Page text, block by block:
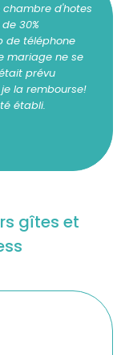
chambre d'hotes
30%
de téléphone
mariage ne se
prévu
la rembourse!
établi.